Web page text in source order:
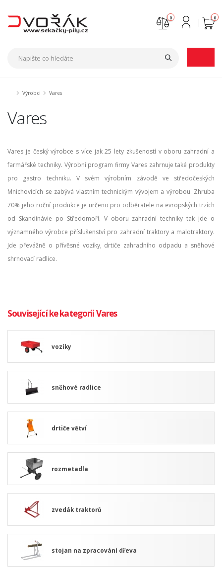
0
0
Výrobci Vares
Vares
Vares je český výrobce s více jak 25 lety zkušeností v oboru zahradní a
farmářské techniky. Výrobní program firmy Vares zahrnuje také produkty
pro gastro techniku. V svém výrobním závodě ve středočeských
Mnichovicích se zabývá vlastním technickým vývojem a výrobou. Zhruba
70% jeho roční produkce je určeno pro odběratele na evropských trzích
od Skandinávie po Středomoří. V oboru zahradní techniky tak jde o
významného výrobce příslušenství pro zahradní traktory a malotraktory.
Jde převážně o přívěsné vozíky, drtiče zahradního odpadu a sněhové
shrnovací radlice.
Související ke kategorii Vares
vozíky
sněhové radlice
drtiče větví
rozmetadla
zvedák traktorů
stojan na zpracování dřeva